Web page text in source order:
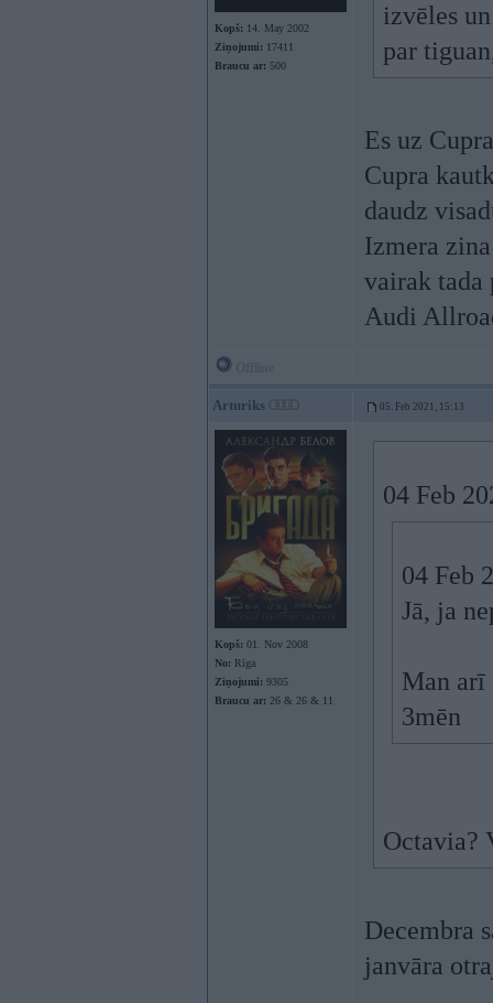
Kopš: 14. May 2002
Ziņojumi: 17411
Braucu ar: 500
izvēles
par
Es uz
Cupra
daudz
Izmera
vairak tada
Audi
Arturiks 05. Feb 2021, 15:13
Kopš: 01. Nov 2008
No: Rīga
Ziņojumi: 9305
Braucu ar: 26 & 26 & 11
04 Feb
04 Feb
Jā, ja
Man arī
3mēn
Octavia?
Decembra
janvāra